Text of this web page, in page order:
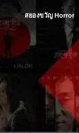
สยองขวัญ Horror